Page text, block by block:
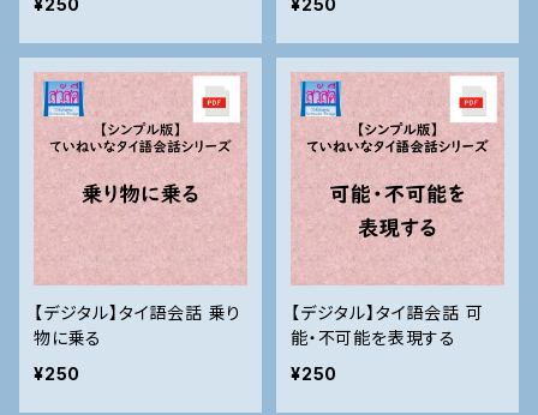
¥250
¥250
【デジタル】タイ語会話 乗り
物に乗る
¥250
【デジタル】タイ語会話 可
能・不可能を表現する
¥250